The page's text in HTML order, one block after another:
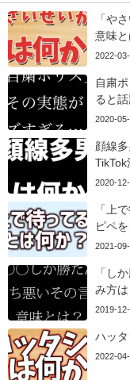
「や
意味と
2022-03-
自粛
ると話
2020-
顔線
TikTok
2020-
「上
ピペを
2021-09-
「し
み方
2019-
ハッタ
2022-